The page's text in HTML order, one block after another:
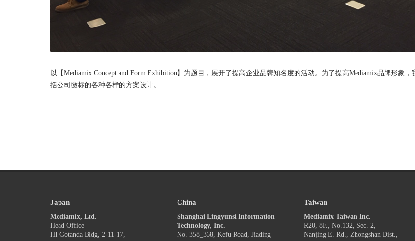
以【Mediamix Concept and Form:Exhibition】为题目，展开了提高企业品牌知名度的活动。为了提高Mediamix品牌形象，
括公司徽标的各种各样的方案设计。
Japan
Mediamix, Ltd.
Head Office
HI Gotanda Bldg, 2-11-17,
China
Shanghai Lingyunsi Information
Technology, Inc.
No. 358_368, Kefu Road, Jiading
Taiwan
Mediamix Taiwan Inc.
R20, 8F., No.132, Sec. 2,
Nanjing E. Rd., Zhongshan Dist.,